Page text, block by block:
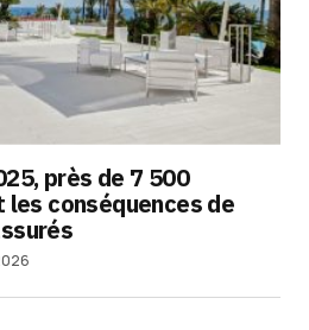
près de 7 500
conséquences de